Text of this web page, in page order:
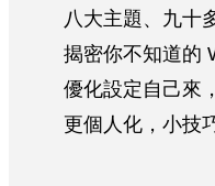
八大主題、九十
揭密你不知道的
優化設定自己來
更個人化，小技